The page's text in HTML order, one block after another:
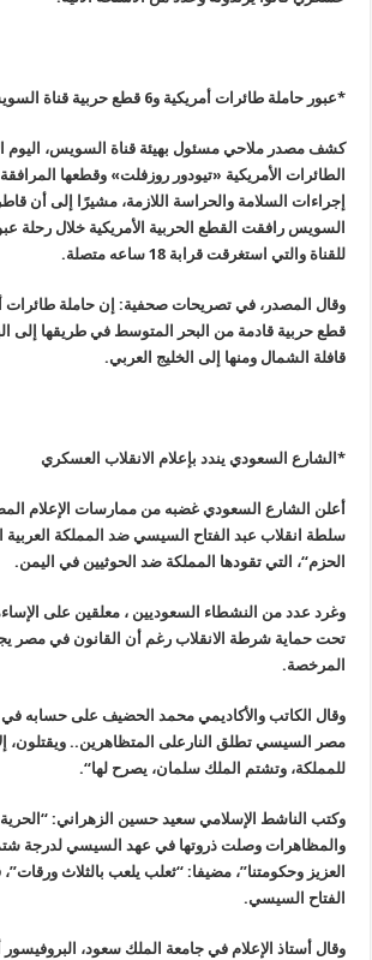
*عبور حاملة طائرات أمريكية و6 قطع حربية قناة السويس
كشف مصدر ملاحي مسئول بهيئة قناة السويس، اليوم
الطائرات الأمريكية «تيودور روزفلت» وقطعها
إجراءات السلامة والحراسة اللازمة، مشيرًا إلى أن
السويس رافقت القطع الحربية الأمريكية خلال رحلة
للقناة والتي استغرقت قرابة 18 ساعه متصلة
.
قطع حربية قادمة من البحر المتوسط في طريقها إلى
قافلة الشمال ومنها إلى الخليج العربي.
*الشارع السعودي يندد بإعلام الانقلاب العسكري
أعلن الشارع السعودي غضبه من ممارسات الإعلام
سلطة انقلاب عبد الفتاح السيسي ضد المملكة
الحزم“، التي تقودها المملكة ضد الحوثيين في اليمن.
وغرد عدد من النشطاء السعوديين ، معلقين على الإساءة
تحت حماية شرطة الانقلاب رغم أن القانون في مصر
المرخصة.
وقال الكاتب والأكاديمي محمد الحضيف على حسابه
مصر السيسي تطلق النارعلى المتظاهرين.. ويقتلون،
للمملكة، وتشتم الملك سلمان، يصرح لها“.
وكتب الناشط الإسلامي سعيد حسين الزهراني:
والمظاهرات وصلت ذروتها في عهد السيسي لدرجة
العزيز وحكومتنا”، مضيفا: “ثعلب يلعب بالثلاث
الفتاح السيسي.
وقال أستاذ الإعلام في جامعة الملك سعود،